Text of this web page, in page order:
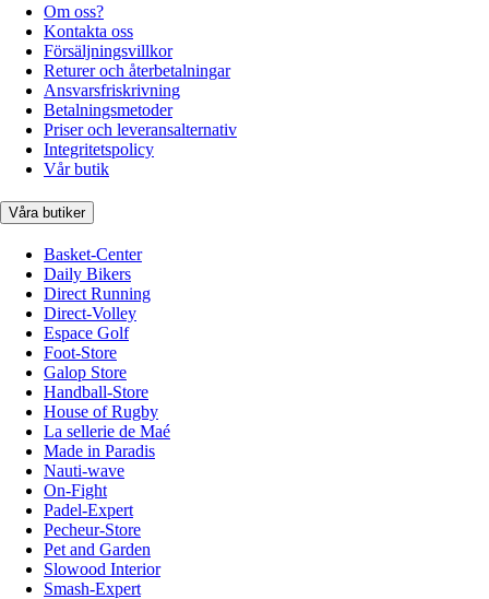
Om oss?
Kontakta oss
Försäljningsvillkor
Returer och återbetalningar
Ansvarsfriskrivning
Betalningsmetoder
Priser och leveransalternativ
Integritetspolicy
Vår butik
Våra butiker
Basket-Center
Daily Bikers
Direct Running
Direct-Volley
Espace Golf
Foot-Store
Galop Store
Handball-Store
House of Rugby
La sellerie de Maé
Made in Paradis
Nauti-wave
On-Fight
Padel-Expert
Pecheur-Store
Pet and Garden
Slowood Interior
Smash-Expert